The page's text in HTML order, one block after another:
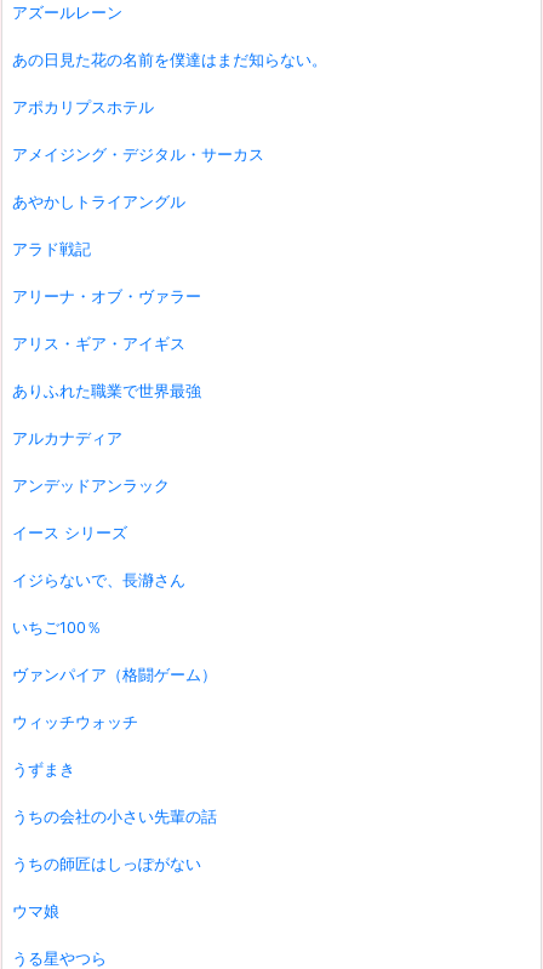
アズールレーン
あの日見た花の名前を僕達はまだ知らない。
アポカリプスホテル
アメイジング・デジタル・サーカス
あやかしトライアングル
アラド戦記
アリーナ・オブ・ヴァラー
アリス・ギア・アイギス
ありふれた職業で世界最強
アルカナディア
アンデッドアンラック
イース シリーズ
イジらないで、長瀞さん
いちご100％
ヴァンパイア（格闘ゲーム）
ウィッチウォッチ
うずまき
うちの会社の小さい先輩の話
うちの師匠はしっぽがない
ウマ娘
うる星やつら